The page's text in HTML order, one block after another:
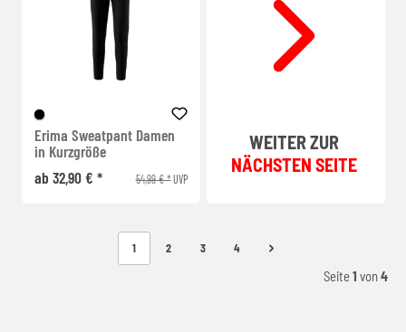
Erima Sweatpant Damen
in Kurzgröße
ab 32,90 € *
54,99 € *UVP
WEITER ZUR
NÄCHSTEN SEITE
1 2 3 4
Seite1 von4